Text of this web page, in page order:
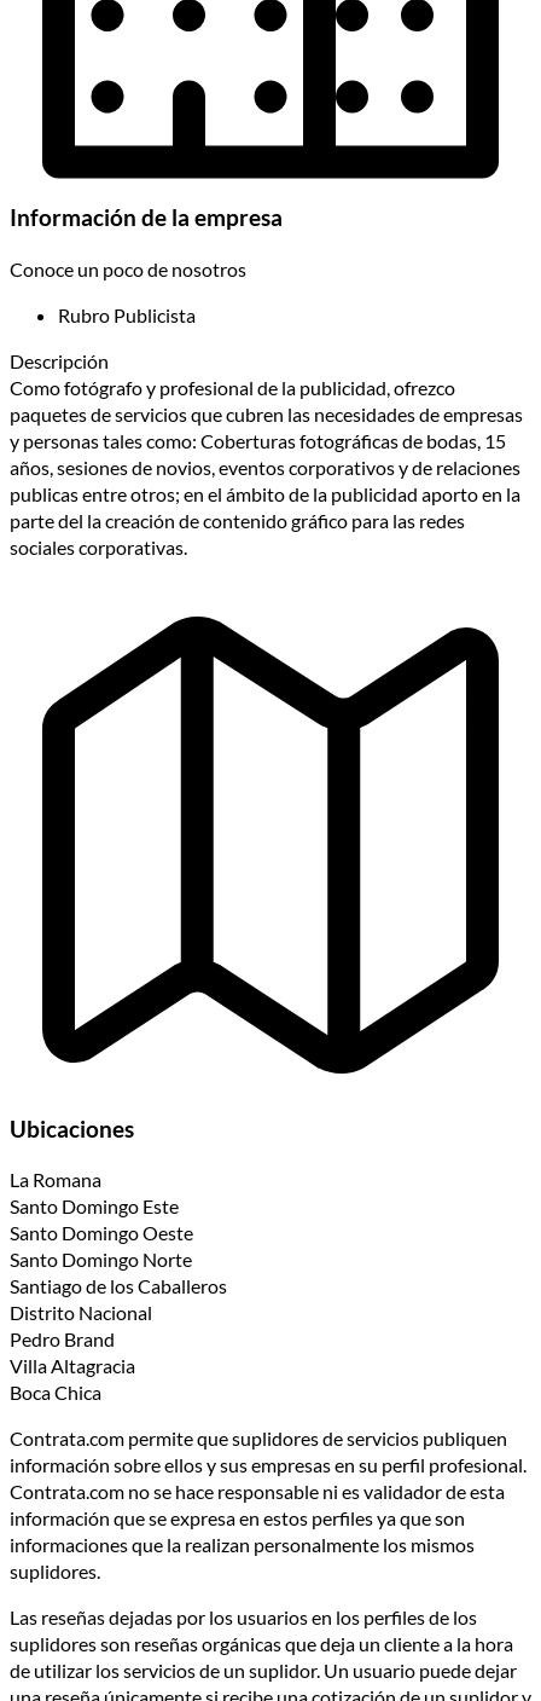
Información de la empresa
Conoce un poco de nosotros
Rubro Publicista
Descripción
Como fotógrafo y profesional de la publicidad, ofrezco
paquetes de servicios que cubren las necesidades de empresas
y personas tales como: Coberturas fotográficas de bodas, 15
años, sesiones de novios, eventos corporativos y de relaciones
publicas entre otros; en el ámbito de la publicidad aporto en la
parte del la creación de contenido gráfico para las redes
sociales corporativas.
Ubicaciones
La Romana
Santo Domingo Este
Santo Domingo Oeste
Santo Domingo Norte
Santiago de los Caballeros
Distrito Nacional
Pedro Brand
Villa Altagracia
Boca Chica
Contrata.com permite que suplidores de servicios publiquen
información sobre ellos y sus empresas en su perfil profesional.
Contrata.com no se hace responsable ni es validador de esta
información que se expresa en estos perfiles ya que son
informaciones que la realizan personalmente los mismos
suplidores.
Las reseñas dejadas por los usuarios en los perfiles de los
suplidores son reseñas orgánicas que deja un cliente a la hora
de utilizar los servicios de un suplidor. Un usuario puede dejar